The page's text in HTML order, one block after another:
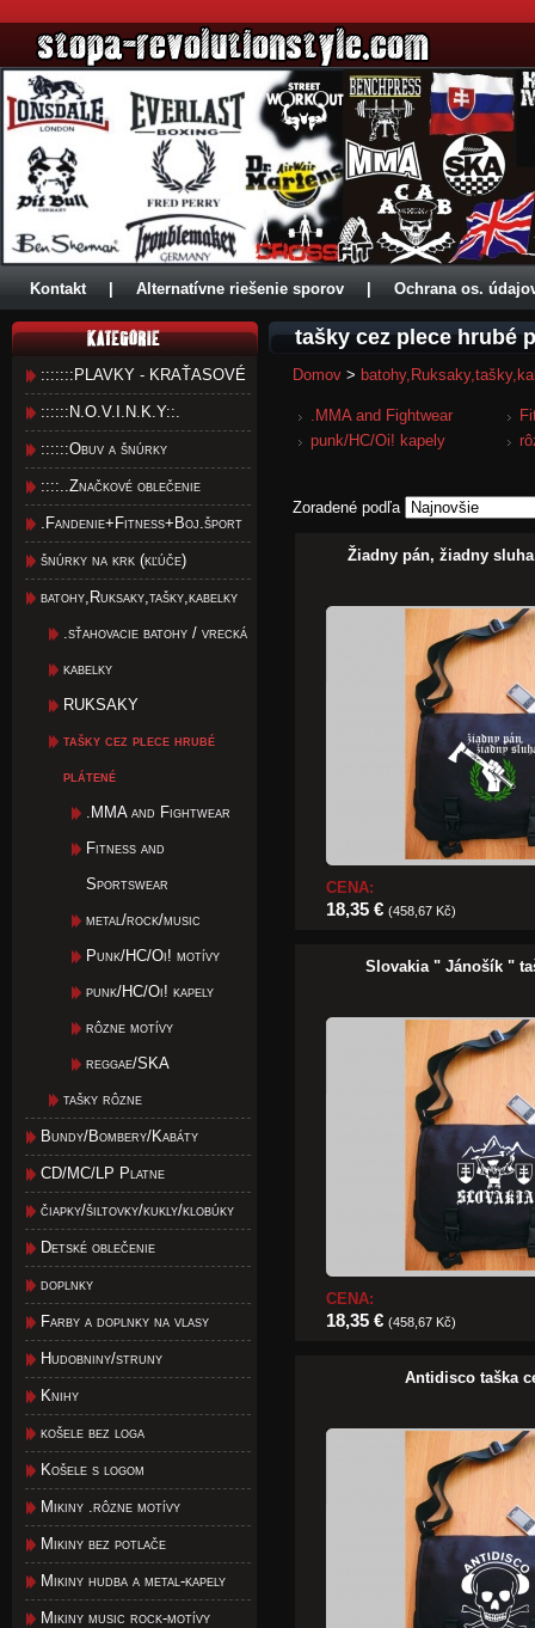
Kontakt Alternatívne riešenie sporov Ochrana os.
:::::::PLAVKY - KRAŤASOVÉ
::::::N.O.V.I.N.K.Y::.
::::::Obuv a šnúrky
::::..Značkové oblečenie
.Fandenie+Fitness+Boj.šport
šnúrky na krk (kľúče)
batohy,Ruksaky,tašky,kabelky
.sťahovacie batohy / vrecká
kabelky
RUKSAKY
tašky cez plece hrubé
plátené
.MMA and Fightwear
Fitness and
Sportswear
metal/rock/music
Punk/HC/Oi! motívy
punk/HC/Oi! kapely
rôzne motívy
reggae/SKA
tašky rôzne
Bundy/Bombery/Kabáty
CD/MC/LP Platne
čiapky/šiltovky/kukly/klobúky
Detské oblečenie
doplnky
Farby a doplnky na vlasy
Hudobniny/struny
Knihy
košele bez loga
Košele s logom
Mikiny .rôzne motívy
Mikiny bez potlače
Mikiny hudba a metal-kapely
Mikiny music rock-motívy
tašky cez plece hrubé
Domov >
.MMA and Fightwear
punk/HC/Oi! kapely
Zoradené podľa
Žiadny pán, žiadny
CENA:
18,35 € (458,67 Kč)
Slovakia " Jánošík "
CENA:
18,35 € (458,67 Kč)
Antidisco taška